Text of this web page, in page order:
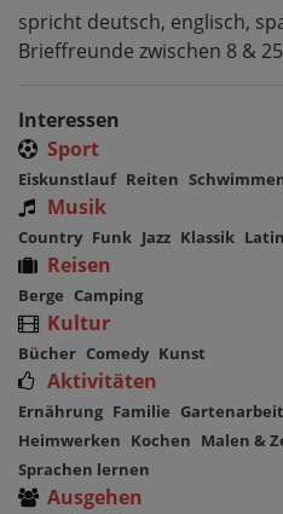
spricht deutsch, englisch,
Brieffreunde zwischen 8 &
Interessen
Sport
Eiskunstlauf Reiten
Musik
Country Funk Jazz Klassik Latin
Reisen
Berge Camping
Kultur
Bücher Comedy Kunst
Aktivitäten
Ernährung Familie Gartenarbeit
Heimwerken Kochen Malen &
Sprachen lernen
Ausgehen